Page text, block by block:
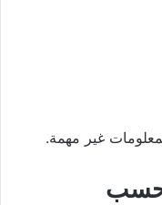
غير مهمة.
حسب